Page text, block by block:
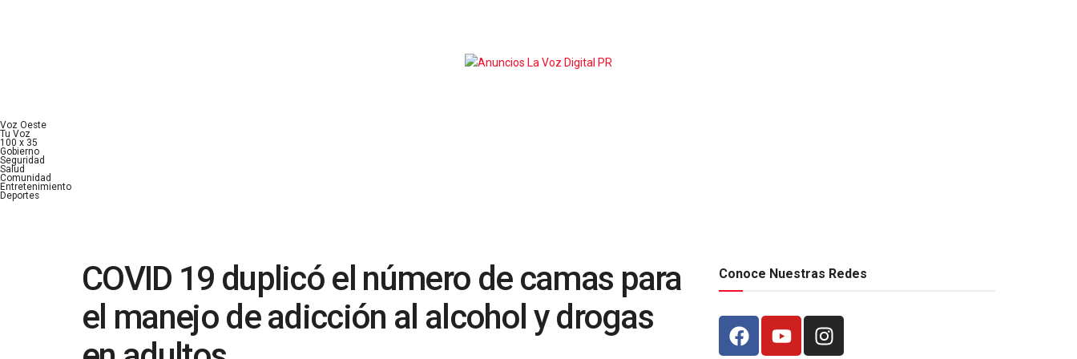
Voz Oeste
Tu Voz
100 x 35
Gobierno
Seguridad
Salud
Comunidad
Entretenimiento
Deportes
COVID 19 duplicó el número de camas para
el manejo de adicción al alcohol y drogas
Conoce Nuestras Redes